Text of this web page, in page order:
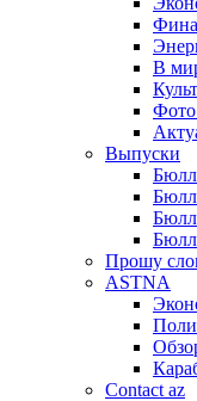
В
Фото
Выпуски
Прошу
ASTNA
Contact az